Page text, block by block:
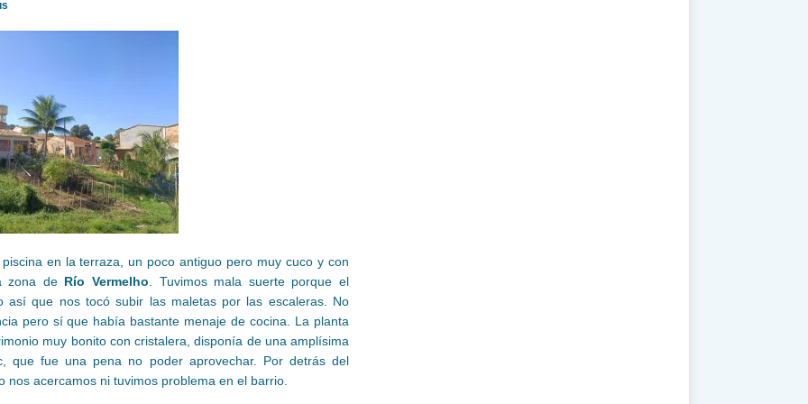
en la terraza, un poco antiguo pero muy cuco y con
zona de Río Vermelho . Tuvimos mala suerte porque el
así que nos tocó subir las maletas por las escaleras. No
pero sí que había bastante menaje de cocina. La planta
muy bonito con cristalera, disponía de una amplísima
que fue una pena no poder aprovechar. Por detrás del
acercamos ni tuvimos problema en el barrio.